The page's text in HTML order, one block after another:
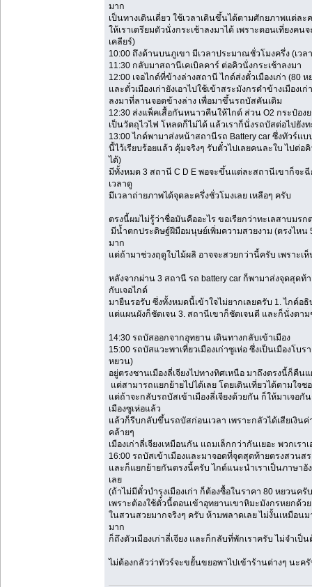
มาก
เป็นทางเดินเดี่ยว ใช้เวลาเดินขึ้นได้ตามศักยภาพแต่ละ
ให้เราเตรียมตัวนั่งกระเช้าลงมาได้ เพราะตอนเที่ยงค
เคลียร์)
10:00 ถึงด้านบนภูเขา มีเวลาประมาณชั่วโมงครึ่ง (เว
11:30 กลับมาสถานีเคเบิลคาร์ ต่อคิวนั่งกระเช้าลงมา
12:00 เจอไกด์ที่ข้างล่างสถานี ไกด์ส่งตั๋วเมืองเก่า (80
และตั๋วเมืองเก่ายังเอาไปใช้เข้าสระมังกรดำข้างเมือ
ลงมาที่ลานจอดข้างล่าง เพื่อมาขึ้นรถบัสคันเดิม
12:30 ส่งแพ็คเสื้อกันหนาวคืนให้ไกด์ ส่วน O2 กระป๋อง
เป็นวัตถุไวไฟ โหลดก็ไม่ได้ แล้วเราก็นั่งรถบัสต่อไปยั
13:00 ไกด์พามาส่งหน้าสถานีรถ Battery car ซึ่งทัวร์แ
นี้ไว้เรียบร้อยแล้ว คุ้มจริงๆ รับตั๋วไปเลยคนละใบ ไปต่อ
ได้)
มีทั้งหมด 3 สถานี C D E พอจะขึ้นแต่ละสถานีเขาก็จะฉี
เวลาดู
มีเวลาถ่ายภาพได้จุดละครึ่งชั่วโมงเลย เหลือๆ ครับ
ตรงนี้ผมไม่รู้ว่าชื่อมันคืออะไร ขอเรียกว่าทะเลสาบมร
มีน้ำตกประดิษฐ์ฝีมือมนุษย์เพิ่มความสวยงาม (ตรงไห
มาก
แต่ถ้ามาช่วงฤดูใบไม้ผลิ อาจจะสวยกว่านี้ครับ เพราะ
หลังจากผ่าน 3 สถานี รถ battery car ก็พามาส่งจุดสุด
กับเจอไกด์
มายืนรอรับ ซึ่งทั้งหมดนี้เข้าใจไม่ยากเลยครับ 1. ไกด์อ
แต่แผนผังก็ชัดเจน 3. สถานีเขาก็ชัดเจนดี และก็นั่งตาม
14:30 รถบัสออกจากอุทยาน เดินทางกลับเข้าเมือง
15:00 รถบัสแวะพาเที่ยวเมืองเก่าซูเห่อ ซึ่งเป็นเมืองโ
หยวน)
อยู่ตรงชานเมืองลี่เจียงไปทางทิศเหนือ มาถึงตรงนี้ก็คื
แต่สามารถแยกย้ายไปได้เลย โดยเดินเที่ยวได้ตามใจ
แต่ถ้าจะกลับรถบัสเข้าเมืองลี่เจียงด้วยกัน ก็ให้มาเจอ
เมืองซูเห่อแล้ว
แล้วก็รีบกลับขึ้นรถบัสก่อนเวลา เพราะกลัวได้เสียเงิน
คล้ายๆ
เมืองเก่าลี่เจียงเหมือนกัน แถมเล็กกว่ากันเยอะ พวกเรา
16:00 รถบัสเข้าเมืองและมาจอดที่จุดสุดท้ายตรงสวนส
และก็แยกย้ายกันตรงนี้ครับ ไกด์แนะนำเราเป็นภาษาอั
เลย
(ถ้าไม่มีตั๋วบำรุงเมืองเก่า ก็ต้องซื้อในราคา 80 หยวนค
เพราะต้องใช้ตั๋วนี้ตอนเข้าอุทยานเขาหิมะมังกรหยกด้
ในสวนสวยมากจริงๆ ครับ ห้ามพลาดเลย ไม่งั้นเหมือนม
มาก
ก็ถึงตัวเมืองเก่าลี่เจียง และก็กลับที่พักเราครับ ไม่จำเป็
ไม่ต้องกลัวว่าทัวร์จะขยั้นขยอพาไปเข้าร้านต่างๆ นะค